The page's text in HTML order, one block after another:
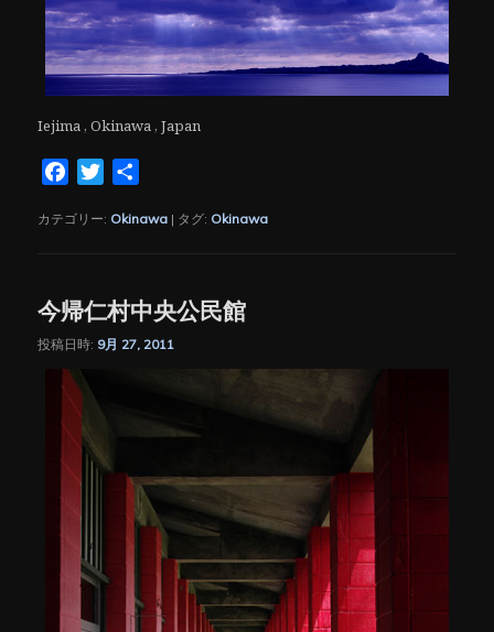
Iejima , Okinawa , Japan
FacebookTwitter
カテゴリー: Okinawa | タグ: Okinawa
今帰仁村中央公民館
投稿日時: 9月 27, 2011